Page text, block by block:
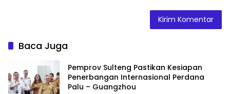
Baca Juga
Pemprov Sulteng Pastikan Kesiapan
Penerbangan Internasional Perdana
Palu – Guangzhou